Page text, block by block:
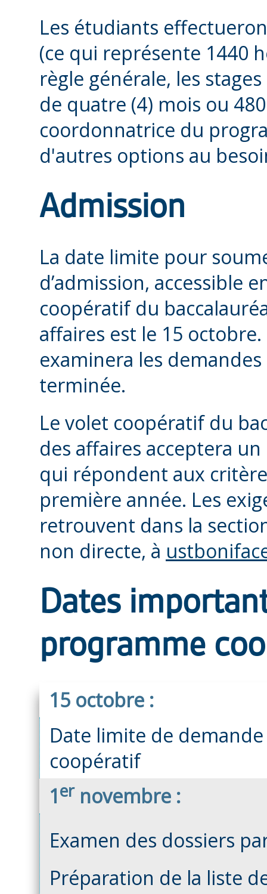
Les étudiants
(ce qui représente 1440
règle générale, les
de quatre (4) mois ou
coordonnatrice du
d'autres options au
Admission
La date limite pour
d’admission, accessible
coopératif du
affaires est le 15
examinera les
terminée.
Le volet coopératif du
des affaires acceptera
qui répondent aux
première année. Les
retrouvent dans la
non directe, à
Dates
programme
15 octobre :
Date limite de
coopératif
1ernovembre :
Examen des dossiers
Préparation de la liste